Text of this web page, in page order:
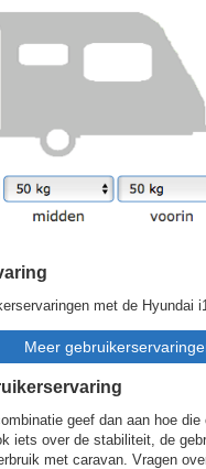
met de Hyundai
geef dan aan hoe
iets over de stabiliteit, de
met caravan. Vragen